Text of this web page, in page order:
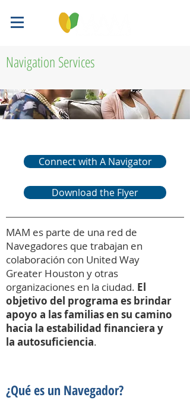
Navigation Services
Connect with A Navigator
Download the Flyer
MAM es parte de una red de
Navegadores que trabajan en
colaboración con United Way
Greater Houston y otras
organizaciones en la ciudad. El
objetivo del programa es brindar
apoyo a las familias en su camino
hacia la estabilidad financiera y
la autosuficiencia.
¿Qué es un Navegador?